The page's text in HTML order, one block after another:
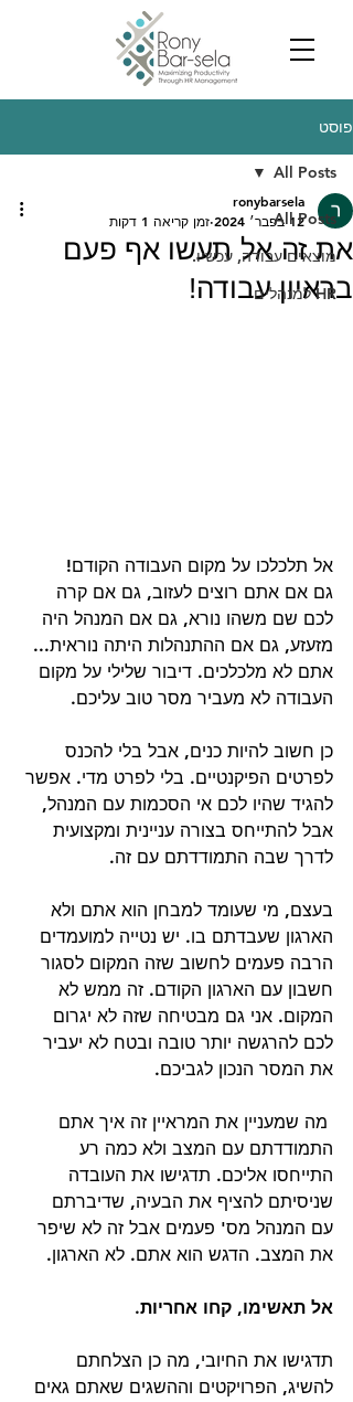
פוסט
All Posts
מוצאים עבודה, עכשיו.
HR למנהלים
All Posts
את זה אל תעשו אף פעם
בראיון עבודה!
ronybarsela
12 בפבר׳ 2024
זמן קריאה 1 דקות
אל תלכלכו על מקום העבודה הקודם!
גם אם אתם רוצים לעזוב, גם אם קרה
לכם שם משהו נורא, גם אם המנהל היה
מזעזע, גם אם ההתנהלות היתה נוראית...
אתם לא מלכלכים. דיבור שלילי על מקום
העבודה לא מעביר מסר טוב עליכם.
כן חשוב להיות כנים, אבל בלי להכנס
לפרטים הפיקנטיים. בלי לפרט מדי. אפשר
להגיד שהיו לכם אי הסכמות עם המנהל,
אבל להתייחס בצורה עניינית ומקצועית
לדרך שבה התמודדתם עם זה.
בעצם, מי שעומד למבחן הוא אתם ולא
הארגון שעבדתם בו. יש נטייה למועמדים
הרבה פעמים לחשוב שזה המקום לסגור
חשבון עם הארגון הקודם. זה ממש לא
המקום. אני גם מבטיחה שזה לא יגרום
לכם להרגשה יותר טובה ובטח לא יעביר
את המסר הנכון לגביכם.
מה שמעניין את המראיין זה איך אתם
התמודדתם עם המצב ולא כמה רע
התייחסו אליכם. תדגישו את העובדה
שניסיתם להציף את הבעיה, שדיברתם
עם המנהל מס' פעמים אבל זה לא שיפר
את המצב. הדגש הוא אתם. לא הארגון.
אל תאשימו, קחו אחריות.
תדגישו את החיובי, מה כן הצלחתם
להשיג, הפרויקטים וההשגים שאתם גאים